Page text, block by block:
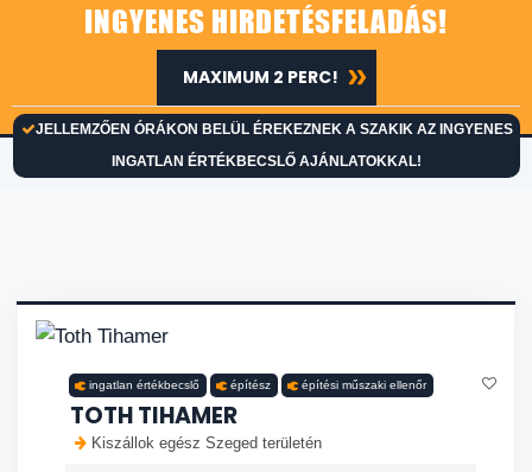
INGYENES HIRDETÉSFELADÁS!
JELLEMZŐEN ÓRÁKON BELÜL ÉREKEZNEK A SZAKIK AZ INGYENES
INGATLAN ÉRTÉKBECSLŐ AJÁNLATOKKAL!
MAXIMUM 2 PERC!
ingatlan értékbecslő építész építési műszaki ellenőr
TOTH TIHAMER
Kiszállok egész Szeged területén